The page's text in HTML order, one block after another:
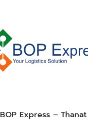
BOP Express – Thanat